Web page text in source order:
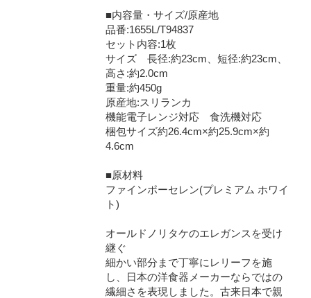
■内容量・サイズ/原産地
品番:1655L/T94837
セット内容:1枚
サイズ 長径:約23cm、短径:約23cm、
高さ:約2.0cm
重量:約450g
原産地:スリランカ
機能電子レンジ対応 食洗機対応
梱包サイズ約26.4cm×約25.9cm×約
4.6cm
■原材料
ファインポーセレン(プレミアム ホワイ
ト)
オールドノリタケのエレガンスを受け
継ぐ
細かい部分まで丁寧にレリーフを施
し、日本の洋食器メーカーならではの
繊細さを表現しました。古来日本で親